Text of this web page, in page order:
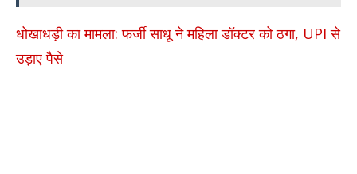
धोखाधड़ी का मामला: फर्जी साधू ने महिला डॉक्टर को ठगा, UPI से
उड़ाए पैसे